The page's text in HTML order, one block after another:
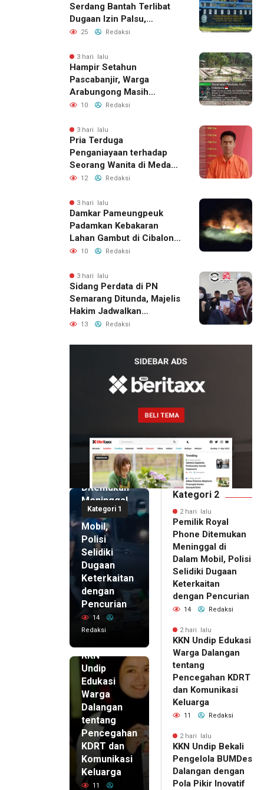
Serdang Bantah Terlibat
Dugaan Izin Palsu,
Tegaskan Proses
Jalur Resmi
25 Redaksi
3 hari lalu
Hampir Setahun
Pascabanjir, Warga
Arabungong Masih
Menunggu Bantuan
10 Redaksi
3 hari lalu
Pria Terduga
Penganiayaan terhadap
Seorang Wanita di Medan
Ditangkap Polisi
12 Redaksi
3 hari lalu
Damkar Pameungpeuk
Padamkan Kebakaran
Lahan Gambut di Cibalong,
Permukiman Warga
10 Redaksi
3 hari lalu
Sidang Perdata di PN
Semarang Ditunda, Majelis
Hakim Jadwalkan
Pemanggilan Ulang BPR
13 Redaksi
Kategori 1
2 hari lalu
Pemilik
Royal
Phone
Ditemukan
Meninggal
di Dalam
Mobil,
Polisi
Selidiki
Dugaan
Keterkaitan
dengan
Pencurian
14
Redaksi
KKN
Undip
Edukasi
Warga
Dalangan
tentang
Pencegahan
KDRT dan
Komunikasi
Keluarga
11
Kategori 2
2 hari lalu
Pemilik Royal
Phone Ditemukan
Meninggal di
Dalam Mobil, Polisi
Selidiki Dugaan
Keterkaitan
dengan Pencurian
14 Redaksi
2 hari lalu
KKN Undip Edukasi
Warga Dalangan
tentang
Pencegahan KDRT
dan Komunikasi
Keluarga
11 Redaksi
2 hari lalu
KKN Undip Bekali
Pengelola BUMDes
Dalangan dengan
Pola Pikir Inovatif